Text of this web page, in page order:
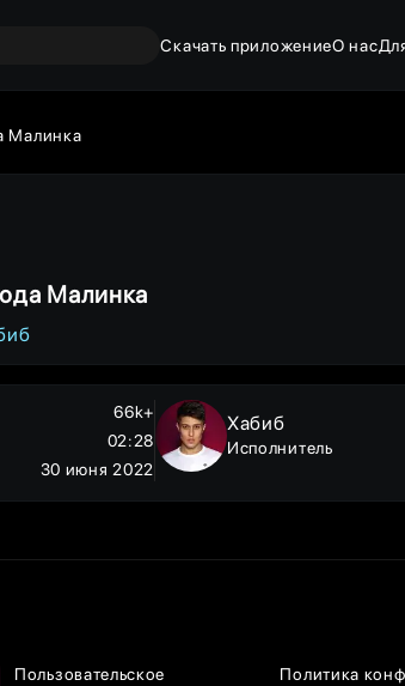
Скачать приложениеО нас
Малинка
Малинка
66k+
02:28
30 июня 2022
Хабиб
Исполнитель
Пользовательское
Политика